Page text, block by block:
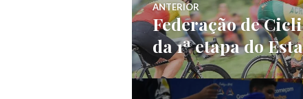
ANTERIOR
Federação de
da 1ª etapa do